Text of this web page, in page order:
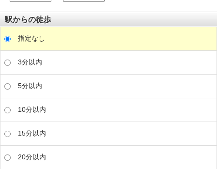
駅からの徒歩
指定なし
3分以内
5分以内
10分以内
15分以内
20分以内